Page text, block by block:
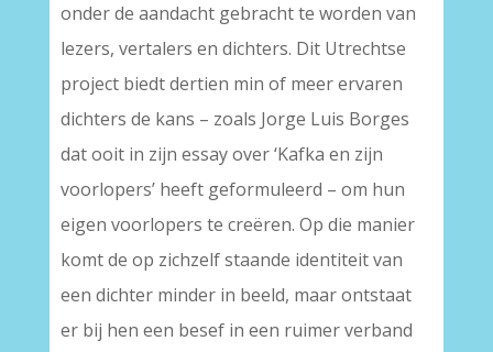
onder de aandacht gebracht te worden van
lezers, vertalers en dichters. Dit Utrechtse
project biedt dertien min of meer ervaren
dichters de kans – zoals Jorge Luis Borges
dat ooit in zijn essay over ‘Kafka en zijn
voorlopers’ heeft geformuleerd – om hun
eigen voorlopers te creëren. Op die manier
komt de op zichzelf staande identiteit van
een dichter minder in beeld, maar ontstaat
er bij hen een besef in een ruimer verband